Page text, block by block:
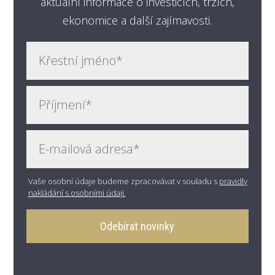
ekonomice a další zajímavosti.
Vaše osobní údaje budeme zpracovávat v souladu s pravidly
nakládání s osobními údaji.
Odebírat novinky